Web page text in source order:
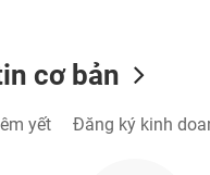
cơ bản
yết Đăng ký kinh